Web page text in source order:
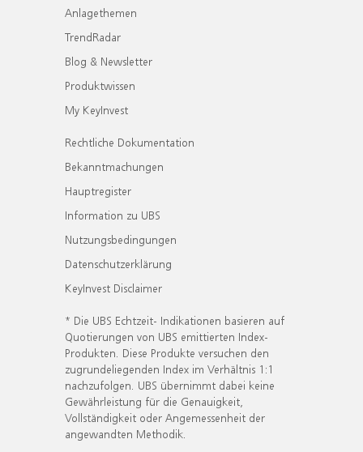
Anlagethemen
TrendRadar
Blog & Newsletter
Produktwissen
My KeyInvest
Rechtliche Dokumentation
Bekanntmachungen
Hauptregister
Information zu UBS
Nutzungsbedingungen
Datenschutzerklärung
KeyInvest Disclaimer
* Die UBS Echtzeit- Indikationen basieren auf
Quotierungen von UBS emittierten Index-
Produkten. Diese Produkte versuchen den
zugrundeliegenden Index im Verhältnis 1:1
nachzufolgen. UBS übernimmt dabei keine
Gewährleistung für die Genauigkeit,
Vollständigkeit oder Angemessenheit der
angewandten Methodik.